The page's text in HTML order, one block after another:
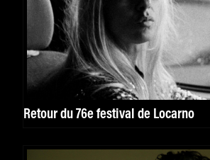
Retour du 76e festival de Locarno